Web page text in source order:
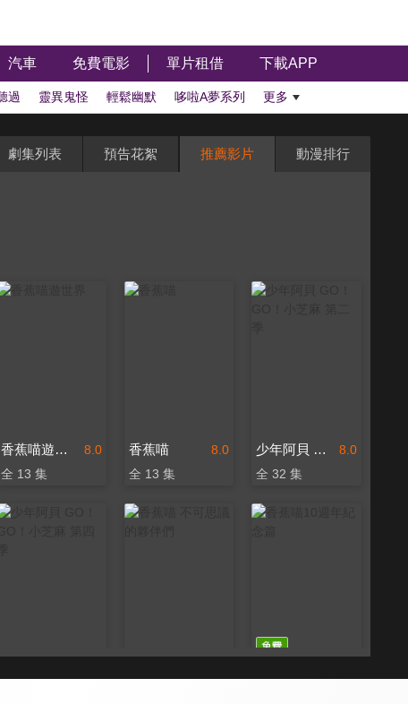
汽車 免費電影 單片租借 下載APP
過 靈異鬼怪 輕鬆幽默 哆啦A夢系列 更多
劇集列表 預告花絮 推薦影片 動漫排行
8.0
香蕉喵遊世界
全 13 集
8.0
香蕉喵
全 13 集
8.0
少年阿貝 GO！GO！小芝麻 第二季
全 32 集